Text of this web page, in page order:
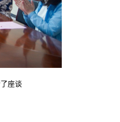
座谈